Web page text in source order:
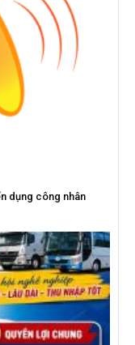
dụng công nhân